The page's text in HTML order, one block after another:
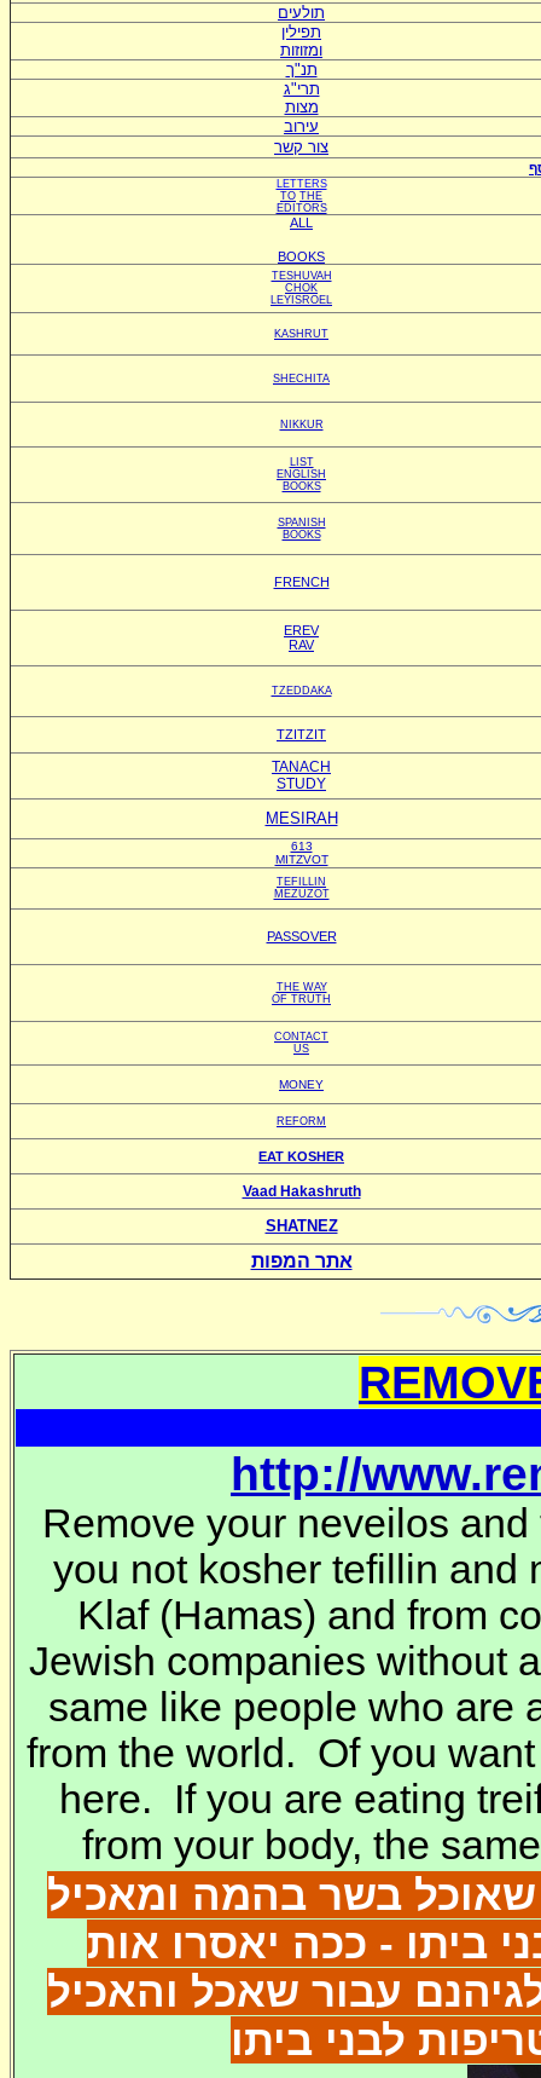
תולעים
תפילין
ומזוזות
תנ"ך
תרי"ג
מצות
עירוב
צור קשר
LETTERS
TO THE
EDITORS
ALL
BOOKS
TESHUVAH
CHOK
LEYISROEL
KASHRUT
SHECHITA
NIKKUR
LIST
ENGLISH
BOOKS
SPANISH
BOOKS
FRENCH
EREV
RAV
TZEDDAKA
TZITZIT
TANACH
STUDY
MESIRAH
613
MITZVOT
TEFILLIN
MEZUZOT
PASSOVER
THE WAY
OF TRUTH
CONTACT
US
MONEY
REFORM
EAT KOSHER
Vaad Hakashruth
SHATNEZ
אתר המפות
http://
Remove your neveilos
you not kosher tefillin and
Klaf (Hamas) and from
Jewish companies without
same like people who are
from the world. Of you
here. If you are eating
from your body, the
בשר בהמה ומאכיל
ביתו - ככה יאסרו אות
עבור שאכל והאכיל
לבני ביתו